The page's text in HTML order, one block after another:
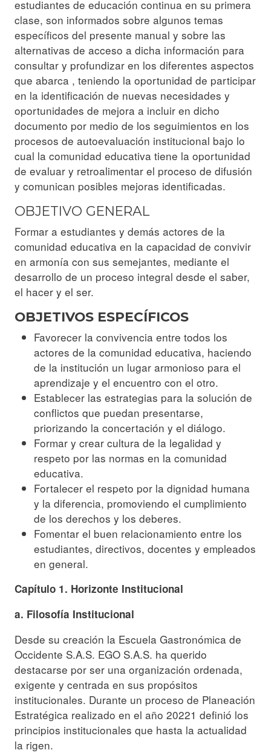
estudiantes de educación continua en su primera
clase, son informados sobre algunos temas
específicos del presente manual y sobre las
alternativas de acceso a dicha información para
consultar y profundizar en los diferentes aspectos
que abarca , teniendo la oportunidad de participar
en la identificación de nuevas necesidades y
oportunidades de mejora a incluir en dicho
documento por medio de los seguimientos en los
procesos de autoevaluación institucional bajo lo
cual la comunidad educativa tiene la oportunidad
de evaluar y retroalimentar el proceso de difusión
y comunican posibles mejoras identificadas.
OBJETIVO GENERAL
Formar a estudiantes y demás actores de la
comunidad educativa en la capacidad de convivir
en armonía con sus semejantes, mediante el
desarrollo de un proceso integral desde el saber,
el hacer y el ser.
OBJETIVOS ESPECÍFICOS
Favorecer la convivencia entre todos los
actores de la comunidad educativa, haciendo
de la institución un lugar armonioso para el
aprendizaje y el encuentro con el otro.
Establecer las estrategias para la solución de
conflictos que puedan presentarse,
priorizando la concertación y el diálogo.
Formar y crear cultura de la legalidad y
respeto por las normas en la comunidad
educativa.
Fortalecer el respeto por la dignidad humana
y la diferencia, promoviendo el cumplimiento
de los derechos y los deberes.
Fomentar el buen relacionamiento entre los
estudiantes, directivos, docentes y empleados
en general.
Capítulo 1. Horizonte Institucional
a. Filosofía Institucional
Desde su creación la Escuela Gastronómica de
Occidente S.A.S. EGO S.A.S. ha querido
destacarse por ser una organización ordenada,
exigente y centrada en sus propósitos
institucionales. Durante un proceso de Planeación
Estratégica realizado en el año 20221 definió los
principios institucionales que hasta la actualidad
la rigen.